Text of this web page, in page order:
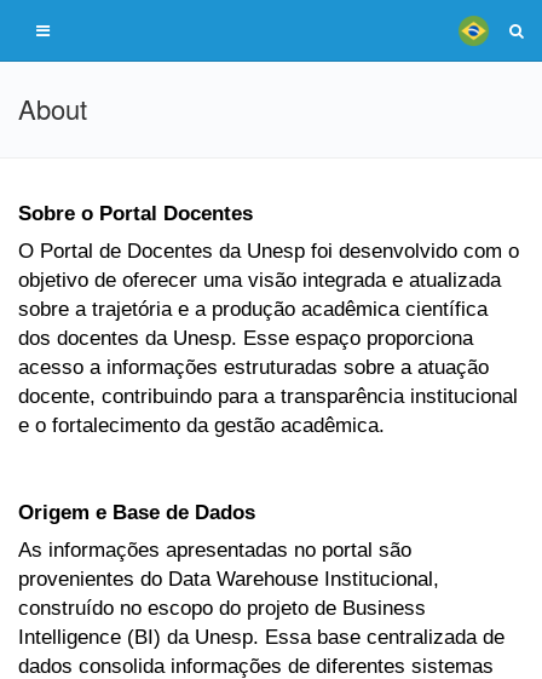
About
Sobre o Portal Docentes
O Portal de Docentes da Unesp foi desenvolvido com o
objetivo de oferecer uma visão integrada e atualizada
sobre a trajetória e a produção acadêmica científica
dos docentes da Unesp. Esse espaço proporciona
acesso a informações estruturadas sobre a atuação
docente, contribuindo para a transparência institucional
e o fortalecimento da gestão acadêmica.
Origem e Base de Dados
As informações apresentadas no portal são
provenientes do Data Warehouse Institucional,
construído no escopo do projeto de Business
Intelligence (BI) da Unesp. Essa base centralizada de
dados consolida informações de diferentes sistemas